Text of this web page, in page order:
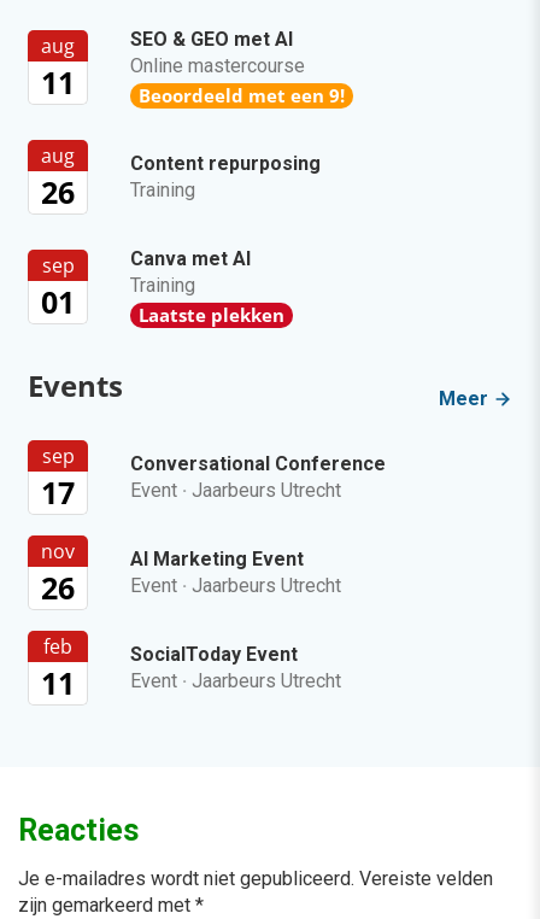
aug
11
SEO & GEO met AI
Online mastercourse
Beoordeeld met een 9!
aug
26
Content repurposing
Training
sep
01
Canva met AI
Training
Laatste plekken
Events Meer
sep
17
Conversational Conference
Event · Jaarbeurs Utrecht
nov
26
AI Marketing Event
Event · Jaarbeurs Utrecht
feb
11
SocialToday Event
Event · Jaarbeurs Utrecht
Reacties
Je e-mailadres wordt niet gepubliceerd. Vereiste velden
zijn gemarkeerd met *